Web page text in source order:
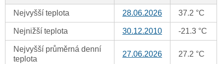
Nejvyšší teplota 28.06.2026 37.2 °C
Nejnižší teplota 30.12.2010 -21.3 °C
Nejvyšší průměrná denní
teplota
27.06.2026 27.2 °C